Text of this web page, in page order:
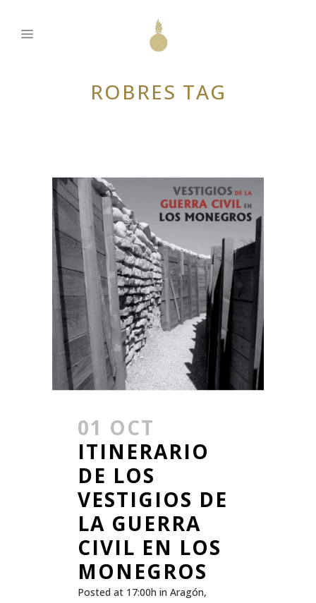
ROBRES TAG
01 OCT
ITINERARIO
DE LOS
VESTIGIOS DE
LA GUERRA
CIVIL EN LOS
MONEGROS
Posted at 17:00h in Aragón,